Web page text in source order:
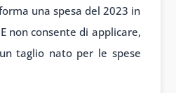
una spesa del 2023 in
non consente di applicare,
taglio nato per le spese